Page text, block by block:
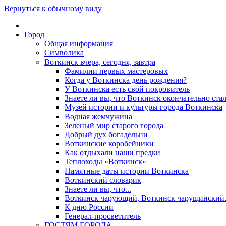
Вернуться к обычному виду
Город
Общая информация
Символика
Воткинск вчера, сегодня, завтра
Фамилии первых мастеровых
Когда у Воткинска день рождения?
У Воткинска есть свой покровитель
Знаете ли вы, что Воткинск окончательно
Музей истории и культуры города Воткинска
Водная жемчужина
Зеленый мир старого города
Добрый дух богадельни
Воткинские коробейники
Как отдыхали наши предки
Теплоходы «Воткинск»
Памятные даты истории Воткинска
Воткинский словарик
Знаете ли вы, что...
Воткинск чарующий, Воткинск
К дню России
Генерал-просветитель